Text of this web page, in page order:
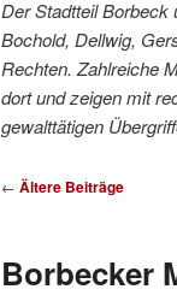
wechseln
Der Stadtteil Borbeck
Bochold, Dellwig,
Rechten. Zahlreiche
dort und zeigen mit
gewalttätigen
Beitrags-
← Ältere Beiträge
Borbecker